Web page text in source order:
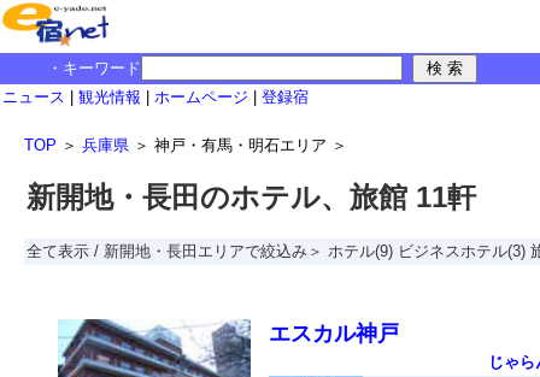
・キーワード
ニュース
観光情報 ホームページ 登録宿
TOP ＞ 兵庫県 ＞ 神戸・有馬・明石エリア ＞
新開地・長田のホテル、旅館 11軒
全て表示 / 新開地・長田エリアで絞込み＞ ホテル(9) ビジネスホテル(3)
エスカル神戸
じゃら